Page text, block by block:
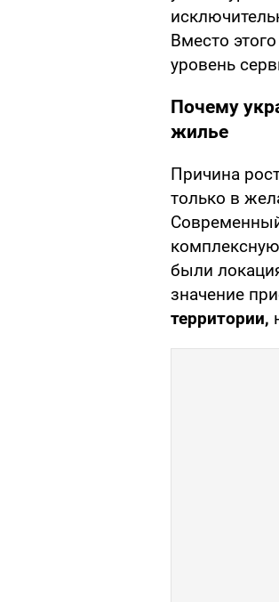
Вместо
уровень
Почему
жилье
Причина
только в
были
значение
территории,